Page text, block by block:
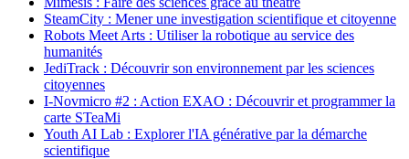
SteamCity : Mener une investigation scientifique et citoyenne
Robots Meet Arts : Utiliser la robotique au service des
humanités
JediTrack : Découvrir son environnement par les sciences
citoyennes
I-Novmicro #2 : Action EXAO : Découvrir et programmer la
carte STeaMi
Youth AI Lab : Explorer l'IA générative par la démarche
scientifique